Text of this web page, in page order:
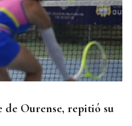
Ourense, repitió su